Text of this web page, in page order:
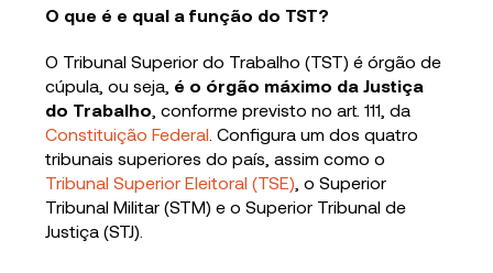
O que é e qual a função do TST?
O Tribunal Superior do Trabalho (TST) é órgão de
cúpula, ou seja, é o órgão máximo da Justiça
do Trabalho , conforme previsto no art. 111, da
Constituição Federal . Configura um dos quatro
tribunais superiores do país, assim como o
Tribunal Superior Eleitoral (TSE) , o Superior
Tribunal Militar (STM) e o Superior Tribunal de
Justiça (STJ).